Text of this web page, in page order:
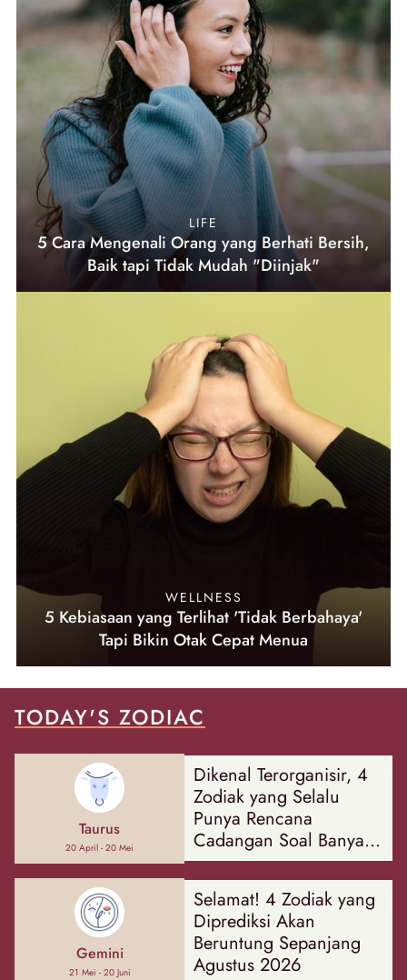
LIFE
5 Cara Mengenali Orang yang Berhati Bersih,
Baik tapi Tidak Mudah "Diinjak"
WELLNESS
5 Kebiasaan yang Terlihat 'Tidak Berbahaya'
Tapi Bikin Otak Cepat Menua
TODAY'S ZODIAC
Taurus
20 April - 20 Mei
Dikenal Terorganisir, 4
Zodiak yang Selalu
Punya Rencana
Cadangan Soal Banyak
Hal
Gemini
21 Mei - 20 Juni
Selamat! 4 Zodiak yang
Diprediksi Akan
Beruntung Sepanjang
Agustus 2026